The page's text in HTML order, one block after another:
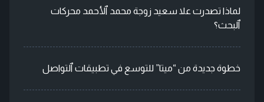
لماذا تصدرت علا سعيد زوجة محمد ٱلأحمد محركات
ٱلبحث؟
خطوة جديدة من “ميتا” للتوسع في تطبيقات ٱلتواصل